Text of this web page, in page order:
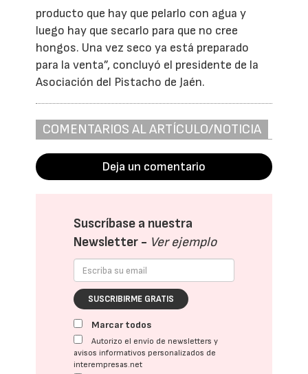
producto que hay que pelarlo con agua y
luego hay que secarlo para que no cree
hongos. Una vez seco ya está preparado
para la venta”, concluyó el presidente de la
Asociación del Pistacho de Jaén.
COMENTARIOS AL ARTÍCULO/NOTICIA
Deja un comentario
Suscríbase a nuestra
Newsletter - Ver ejemplo
SUSCRIBIRME GRATIS
Marcar todos
Autorizo el envío de newsletters y
avisos informativos personalizados de
interempresas.net